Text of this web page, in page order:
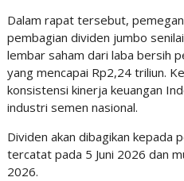
Dalam rapat tersebut,
pembagian dividen jumbo
lembar saham dari laba bersih
yang mencapai Rp2,24 triliun.
konsistensi kinerja keuangan
industri semen nasional.
Dividen akan dibagikan kepada
tercatat pada 5 Juni 2026 dan
2026.